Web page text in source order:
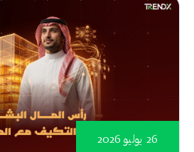
26 يوليو 2026